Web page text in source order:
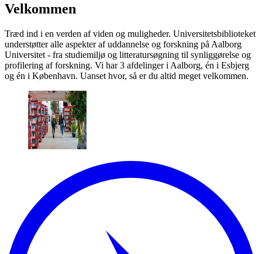
Vel­kom­men
Træd ind i en verden af viden og muligheder. Universitetsbiblioteket
understøtter alle aspekter af uddannelse og forskning på Aalborg
Universitet - fra studiemiljø og litteratursøgning til synliggørelse og
profilering af forskning. Vi har 3 afdelinger i Aalborg, én i Esbjerg
og én i København. Uanset hvor, så er du altid meget velkommen.